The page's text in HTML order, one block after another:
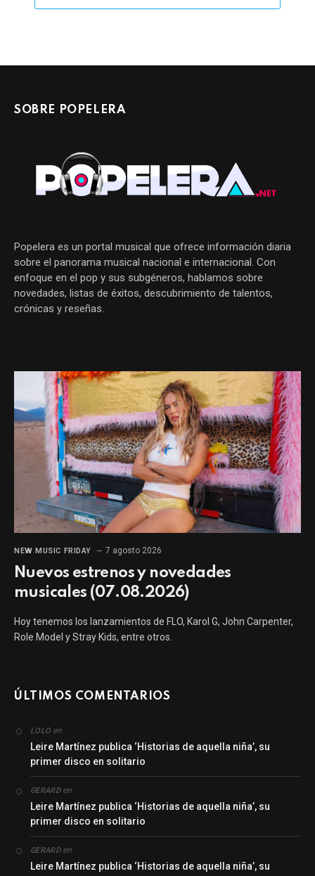
SOBRE POPELERA
Popelera es un portal musical que ofrece información diaria
sobre el panorama musical nacional e internacional. Con
enfoque en el pop y sus subgéneros, hablamos sobre
novedades, listas de éxitos, descubrimiento de talentos,
crónicas y reseñas.
NEW MUSIC FRIDAY 7 agosto 2026
Nuevos estrenos y novedades
musicales (07.08.2026)
Hoy tenemos los lanzamientos de FLO, Karol G, John Carpenter,
Role Model y Stray Kids, entre otros.
ÚLTIMOS COMENTARIOS
LOLO en
Leire Martínez publica ‘Historias de aquella niña’, su
primer disco en solitario
GERARDen
Leire Martínez publica ‘Historias de aquella niña’, su
primer disco en solitario
GERARDen
Leire Martínez publica ‘Historias de aquella niña’, su